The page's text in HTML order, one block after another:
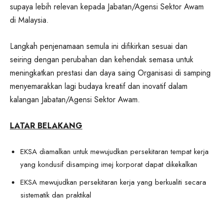
supaya lebih relevan kepada Jabatan/Agensi Sektor Awam
di Malaysia.
Langkah penjenamaan semula ini difikirkan sesuai dan
seiring dengan perubahan dan kehendak semasa untuk
meningkatkan prestasi dan daya saing Organisasi di samping
menyemarakkan lagi budaya kreatif dan inovatif dalam
kalangan Jabatan/Agensi Sektor Awam.
LATAR BELAKANG
EKSA diamalkan untuk mewujudkan persekitaran tempat kerja
yang kondusif disamping imej korporat dapat dikekalkan
EKSA mewujudkan persekitaran kerja yang berkualiti secara
sistematik dan praktikal